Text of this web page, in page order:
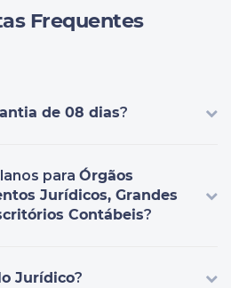
Frequentes
de 08 dias?
para Órgãos
Jurídicos, Grandes
Contábeis?
Jurídico?